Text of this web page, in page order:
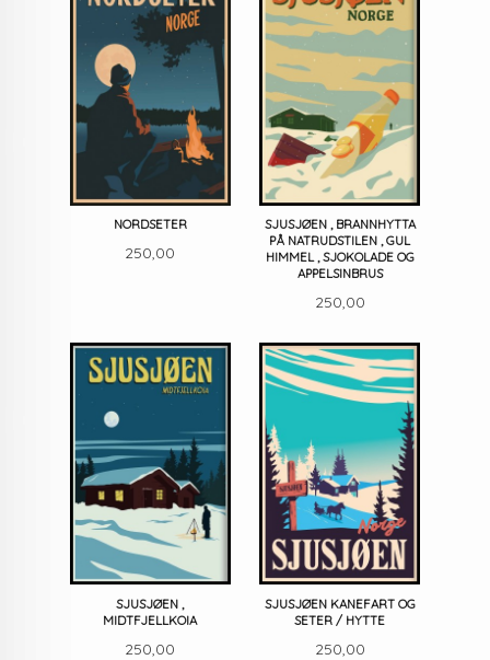
NORDSETER
Pris
250,00
SJUSJØEN , BRANNHYTTA
PÅ NATRUDSTILEN , GUL
HIMMEL , SJOKOLADE OG
APPELSINBRUS
Pris
250,00
SJUSJØEN ,
MIDTFJELLKOIA
Pris
250,00
SJUSJØEN KANEFART OG
SETER / HYTTE
Pris
250,00